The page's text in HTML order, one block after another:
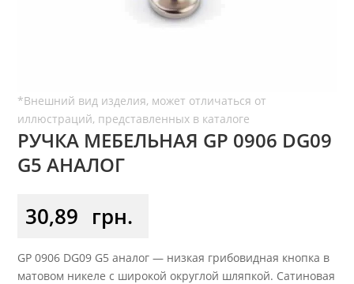
РУЧКА МЕБЕЛЬНАЯ GP 0906 DG09
G5 АНАЛОГ
30,89 грн.
GP 0906 DG09 G5 аналог — низкая грибовидная кнопка в
матовом никеле с широкой округлой шляпкой. Сатиновая